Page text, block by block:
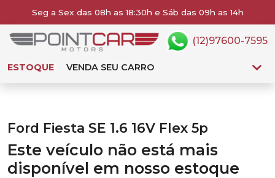
Seg a Sex das 08h as 18:30h e Sáb das 09h as 14h
ESTOQUE VENDA SEU CARRO
(12)97600-7595
Ford Fiesta SE 1.6 16V Flex 5p
Este veículo não está mais
disponível em nosso estoque